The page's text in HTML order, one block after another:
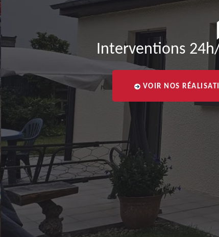
Interventions
VOIR NOS